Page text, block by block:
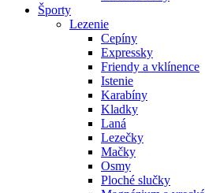
Športy
Lezenie
Cepíny
Expressky
Friendy a vklínence
Istenie
Karabíny
Kladky
Laná
Lezečky
Mačky
Osmy
Ploché slučky